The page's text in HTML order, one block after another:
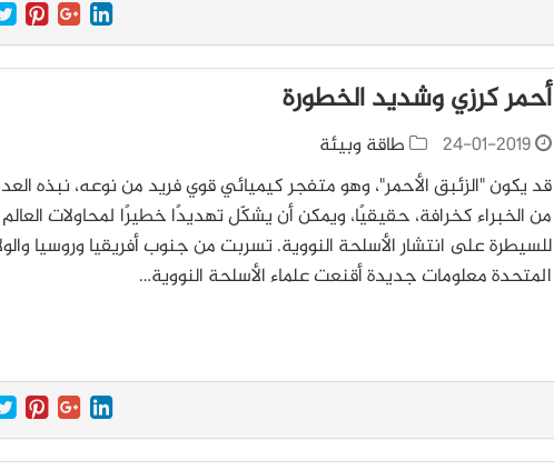
أحمر كرزي وشديد الخطورة
24-01-2019
طاقة وبيئة
قد يكون "الزئبق الأحمر"، وهو متفجر كيميائي قوي فريد من نوعه، نبذه
من الخبراء كخرافة، حقيقيًا، ويمكن أن يشكّل تهديدًا خطيرًا لمحاولات العالم
للسيطرة على انتشار الأسلحة النووية. تسربت من جنوب أفريقيا وروسيا
المتحدة معلومات جديدة أقنعت علماء الأسلحة النووية…